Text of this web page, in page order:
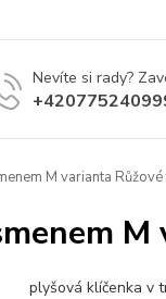
Nevíte si rady?
M varianta Růžové
plyšová klíčenka v